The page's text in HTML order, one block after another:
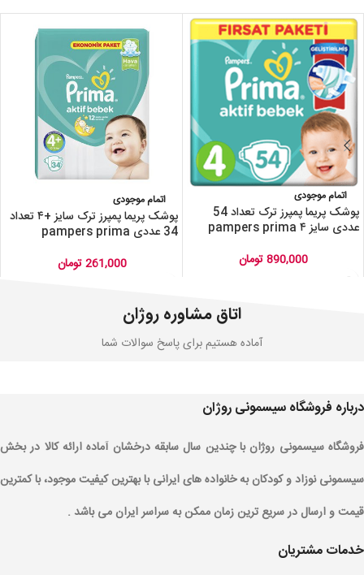
اتمام موجودی
پوشک پریما پمپرز ترک تعداد 54
عددی سایز ۴ pampers prima
890,000تومان
اتمام موجودی
پوشک پریما پمپرز ترک سایز +۴ تعداد
34 عددی pampers prima
261,000تومان
اتاق مشاوره روژان
آماده هستیم برای پاسخ سوالات شما
درباره فروشگاه سیسمونی روژان
فروشگاه سیسمونی روژان با چندین سال سابقه درخشان آماده ارائه کالا در بخش
سیسمونی نوزاد و کودکان به خانواده های ایرانی با بهترین کیفیت موجود، با کمترین
قیمت و ارسال در سریع ترین زمان ممکن به سراسر ایران می باشد .
خدمات مشتریان